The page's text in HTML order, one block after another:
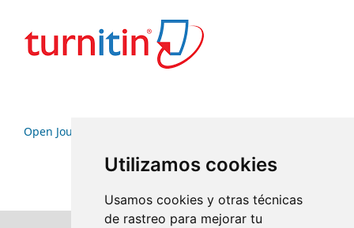
Utilizamos cookies
Usamos cookies y otras técnicas
de rastreo para mejorar tu
Open Journal Systems